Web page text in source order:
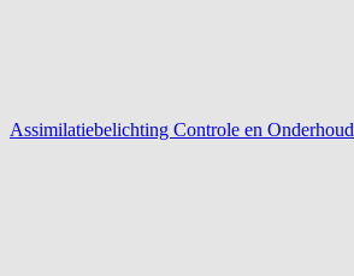
Assimilatiebelichting Controle en Onderhoud